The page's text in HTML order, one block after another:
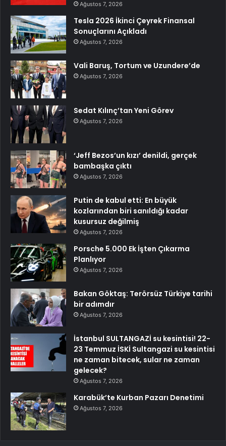
Ağustos 7, 2026
Tesla 2026 İkinci Çeyrek Finansal
Sonuçlarını Açıkladı
Ağustos 7, 2026
Vali Baruş, Tortum ve Uzundere’de
Ağustos 7, 2026
Sedat Kılınç’tan Yeni Görev
Ağustos 7, 2026
‘Jeff Bezos’un kızı’ denildi, gerçek
bambaşka çıktı
Ağustos 7, 2026
Putin de kabul etti: En büyük
kozlarından biri sanıldığı kadar
kusursuz değilmiş
Ağustos 7, 2026
Porsche 5.000 Ek İşten Çıkarma
Planlıyor
Ağustos 7, 2026
Bakan Göktaş: Terörsüz Türkiye tarihi
bir adımdır
Ağustos 7, 2026
İstanbul SULTANGAZİ su kesintisi! 22-
23 Temmuz İSKİ Sultangazi su kesintisi
ne zaman bitecek, sular ne zaman
gelecek?
Ağustos 7, 2026
Karabük’te Kurban Pazarı Denetimi
Ağustos 7, 2026